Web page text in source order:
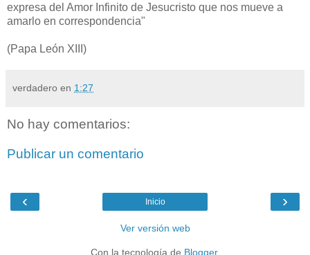
expresa del Amor Infinito de Jesucristo que nos mueve a
amarlo en correspondencia"
(Papa León XIII)
verdadero en 1:27
No hay comentarios:
Publicar un comentario
‹ ›
Inicio
Ver versión web
Con la tecnología de Blogger.